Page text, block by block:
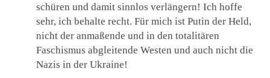
schüren und damit sinnlos verlängern! Ich hoffe
sehr, ich behalte recht. Für mich ist Putin der Held,
nicht der anmaßende und in den totalitären
Faschismus abgleitende Westen und auch nicht die
Nazis in der Ukraine!